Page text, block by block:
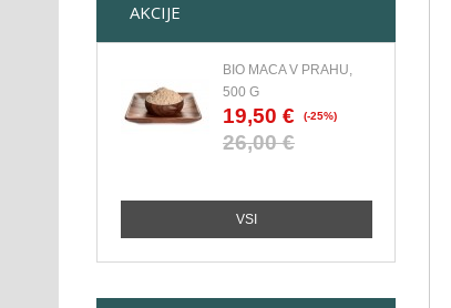
AKCIJE
BIO MACA V PRAHU,
500 G
19,50 € (-25%)
26,00 €
VSI